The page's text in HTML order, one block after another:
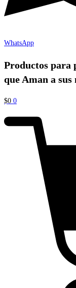
WhatsApp
Productos para
que Aman a sus
$0 0